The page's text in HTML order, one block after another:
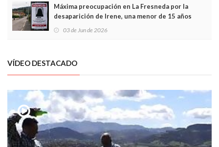
Máxima preocupación en La Fresneda por la
desaparición de Irene, una menor de 15 años
03 de Jun de 2026
VÍDEO DESTACADO